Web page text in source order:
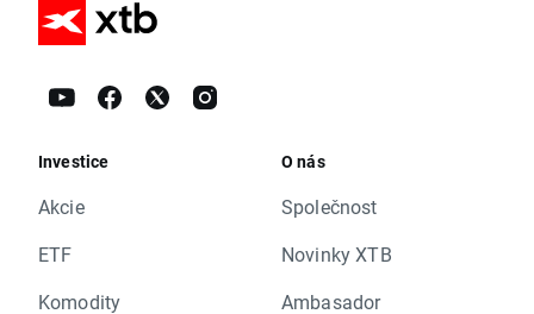
Investice
Akcie
ETF
Komodity
O nás
Společnost
Novinky XTB
Ambasador